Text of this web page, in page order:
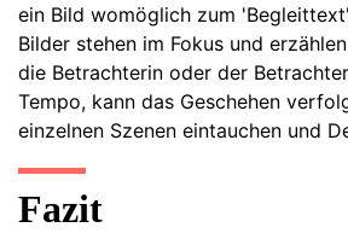
ein Bild womöglich zum
Bilder stehen im Fokus und
die Betrachterin oder der
Tempo, kann das Geschehen
einzelnen Szenen eintauchen und
Fazit